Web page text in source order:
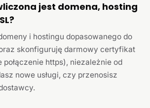
jest domena, hosting
i hostingu dopasowanego do
skonfiguruję darmowy certyfikat
połączenie https), niezależnie od
nowe usługi, czy przenosisz